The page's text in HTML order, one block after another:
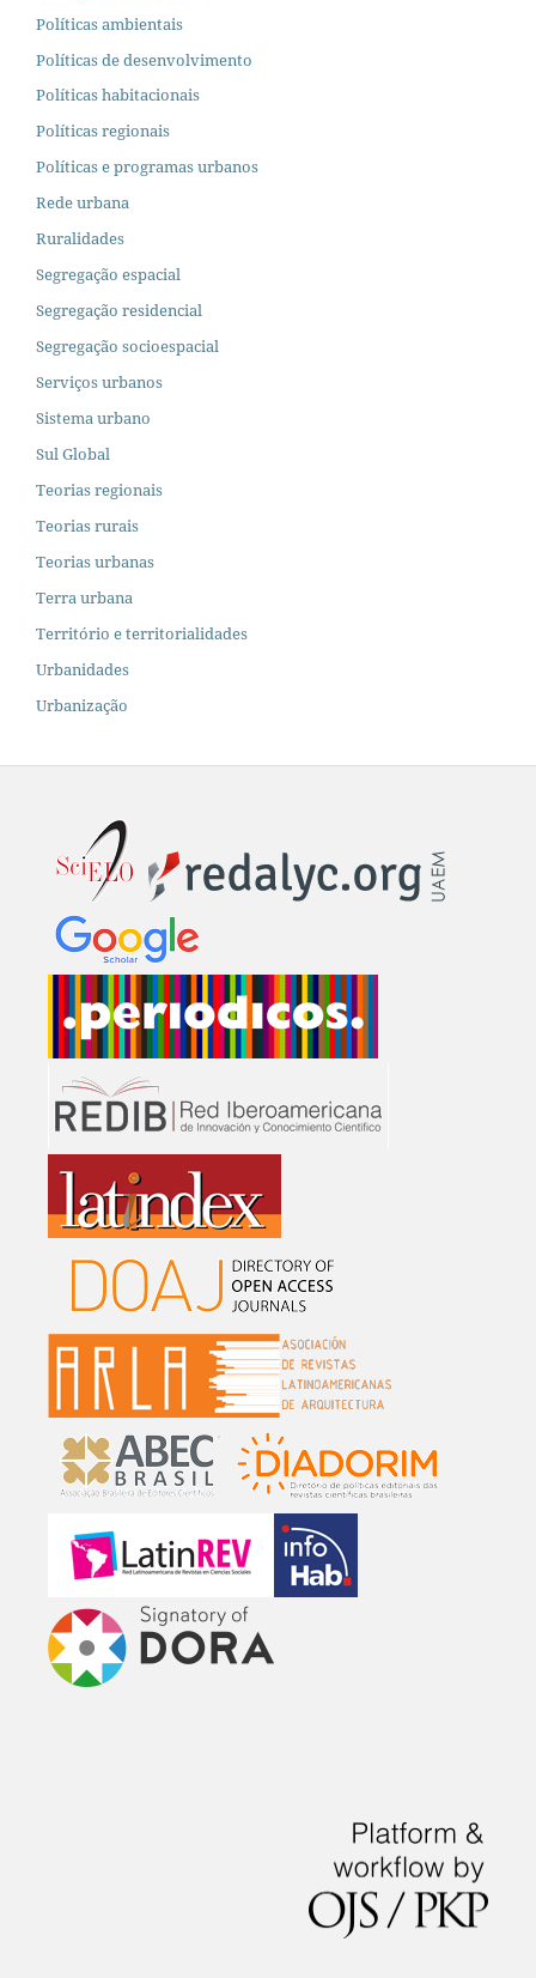
Políticas ambientais
Políticas de desenvolvimento
Políticas habitacionais
Políticas regionais
Políticas e programas urbanos
Rede urbana
Ruralidades
Segregação espacial
Segregação residencial
Segregação socioespacial
Serviços urbanos
Sistema urbano
Sul Global
Teorias regionais
Teorias rurais
Teorias urbanas
Terra urbana
Território e territorialidades
Urbanidades
Urbanização